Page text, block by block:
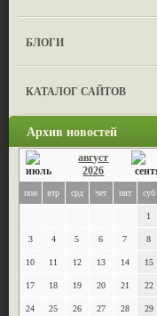
БЛОГИ
КАТАЛОГ САЙТОВ
Архив новостей
август
2026
пон втр срд чет пят суб
1
3 4 5 6 7 8
10 11 12 13 14 15
17 18 19 20 21 22
24 25 26 27 28 29